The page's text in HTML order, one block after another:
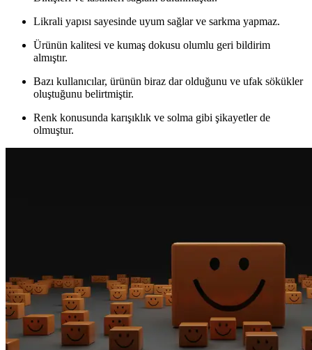
Likrali yapısı sayesinde uyum sağlar ve sarkma yapmaz.
Ürünün kalitesi ve kumaş dokusu olumlu geri bildirim
almıştır.
Bazı kullanıcılar, ürünün biraz dar olduğunu ve ufak sökükler
oluştuğunu belirtmiştir.
Renk konusunda karışıklık ve solma gibi şikayetler de
olmuştur.